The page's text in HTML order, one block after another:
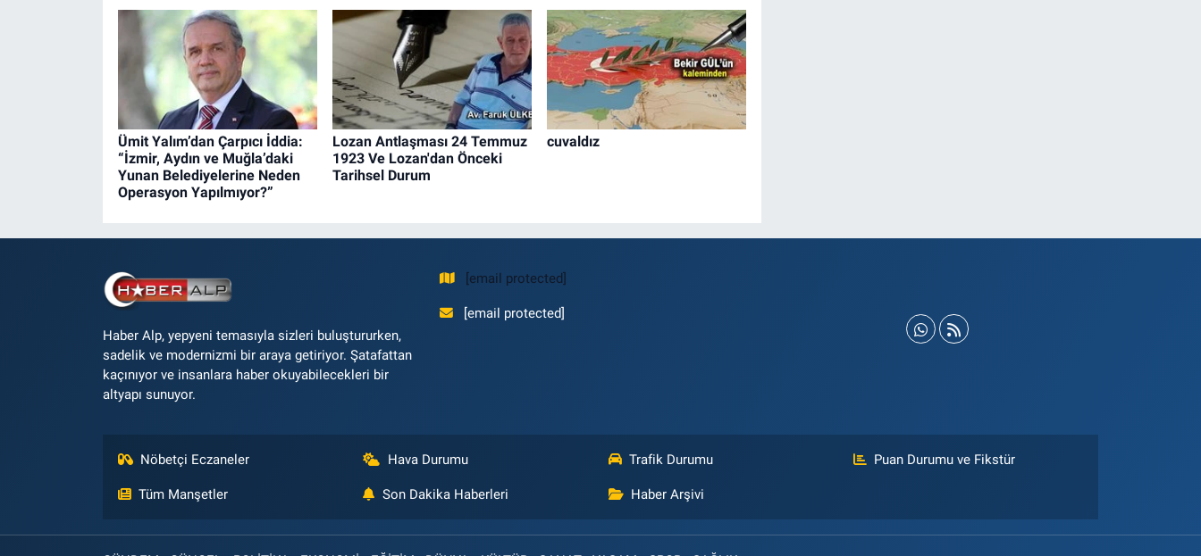
Ümit Yalım’dan Çarpıcı İddia:
“İzmir, Aydın ve Muğla’daki
Yunan Belediyelerine Neden
Operasyon Yapılmıyor?”
Lozan Antlaşması 24 Temmuz
1923 Ve Lozan'dan Önceki
Tarihsel Durum
cuvaldız
Haber Alp, yepyeni temasıyla sizleri buluştururken,
sadelik ve modernizmi bir araya getiriyor. Şatafattan
kaçınıyor ve insanlara haber okuyabilecekleri bir
altyapı sunuyor.
[email protected]
[email protected]
Nöbetçi Eczaneler Hava Durumu Trafik Durumu Puan Durumu ve Fikstür
Tüm Manşetler Son Dakika Haberleri Haber Arşivi